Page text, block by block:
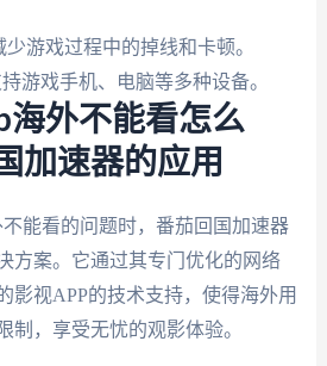
游戏过程中的掉线和卡顿。
游戏手机、电脑等多种设备。
海外不能看怎么
加速器的应用
能看的问题时，番茄回国加速器
方案。它通过其专门优化的网络
影视APP的技术支持，使得海外用
制，享受无忧的观影体验。